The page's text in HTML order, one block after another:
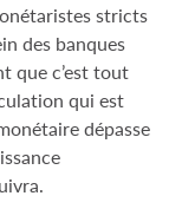
stricts
des banques
que c’est tout
qui est
dépasse